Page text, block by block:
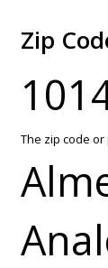
Zip
The zip code